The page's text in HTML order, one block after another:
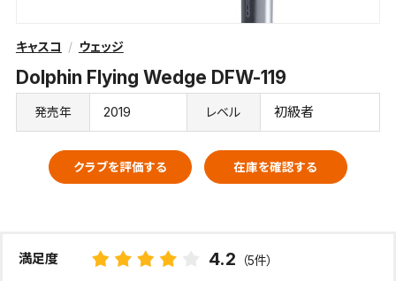
キャスコ ウェッジ
Dolphin Flying Wedge DFW-119
発売年 2019 レベル 初級者
クラブを評価する 在庫を確認する
満足度 4.2 （5件）